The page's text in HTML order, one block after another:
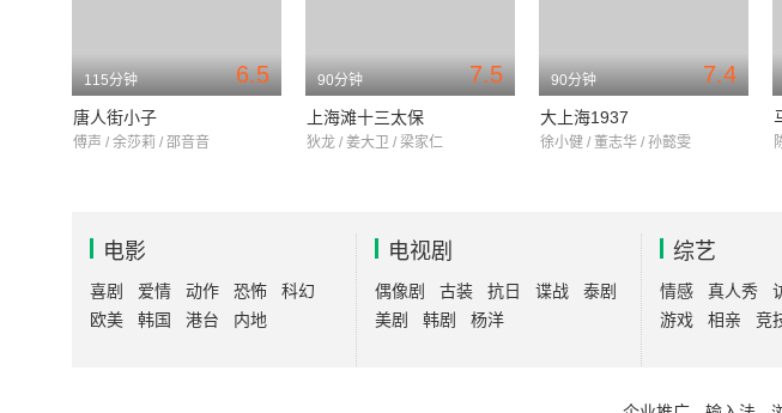
6.5
115分钟
唐人街小子
傅声 / 余莎莉 / 邵音音
7.5
90分钟
上海滩十三太保
狄龙 / 姜大卫 / 梁家仁
7.4
90分钟
大上海1937
徐小健 / 董志华 / 孙懿雯
电影
喜剧 爱情 动作 恐怖
科幻
欧美
韩国 港台 内地
电视剧
偶像剧 古装 抗日 谍战
泰剧
美剧
韩剧 杨洋
综艺
情感 真人秀
游戏
相亲 竞